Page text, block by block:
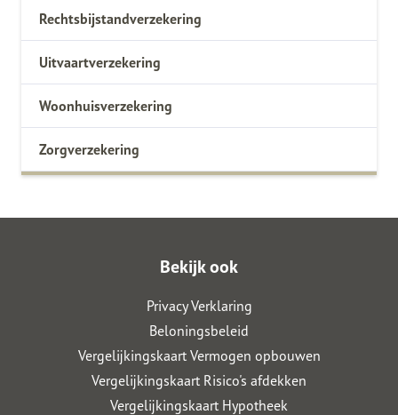
Rechtsbijstandverzekering
Uitvaartverzekering
Woonhuisverzekering
Zorgverzekering
Bekijk ook
Privacy Verklaring
Beloningsbeleid
Vergelijkingskaart Vermogen opbouwen
Vergelijkingskaart Risico's afdekken
Vergelijkingskaart Hypotheek